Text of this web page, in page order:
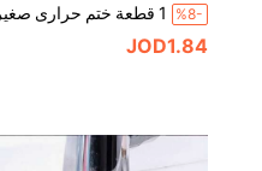
%8-
JOD1.84